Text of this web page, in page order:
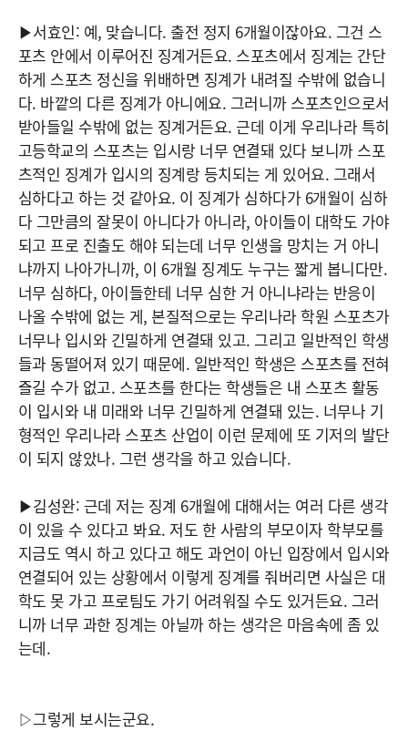
▶서효인: 예, 맞습니다. 출전 정지 6개월이잖아요. 그건 스
포츠 안에서 이루어진 징계거든요. 스포츠에서 징계는 간단
하게 스포츠 정신을 위배하면 징계가 내려질 수밖에 없습니
다. 바깥의 다른 징계가 아니에요. 그러니까 스포츠인으로서
받아들일 수밖에 없는 징계거든요. 근데 이게 우리나라 특히
고등학교의 스포츠는 입시랑 너무 연결돼 있다 보니까 스포
츠적인 징계가 입시의 징계랑 등치되는 게 있어요. 그래서
심하다고 하는 것 같아요. 이 징계가 심하다가 6개월이 심하
다 그만큼의 잘못이 아니다가 아니라, 아이들이 대학도 가야
되고 프로 진출도 해야 되는데 너무 인생을 망치는 거 아니
냐까지 나아가니까, 이 6개월 징계도 누구는 짧게 봅니다만.
너무 심하다, 아이들한테 너무 심한 거 아니냐라는 반응이
나올 수밖에 없는 게, 본질적으로는 우리나라 학원 스포츠가
너무나 입시와 긴밀하게 연결돼 있고. 그리고 일반적인 학생
들과 동떨어져 있기 때문에. 일반적인 학생은 스포츠를 전혀
즐길 수가 없고. 스포츠를 한다는 학생들은 내 스포츠 활동
이 입시와 내 미래와 너무 긴밀하게 연결돼 있는. 너무나 기
형적인 우리나라 스포츠 산업이 이런 문제에 또 기저의 발단
이 되지 않았나. 그런 생각을 하고 있습니다.
▶김성완: 근데 저는 징계 6개월에 대해서는 여러 다른 생각
이 있을 수 있다고 봐요. 저도 한 사람의 부모이자 학부모를
지금도 역시 하고 있다고 해도 과언이 아닌 입장에서 입시와
연결되어 있는 상황에서 이렇게 징계를 줘버리면 사실은 대
학도 못 가고 프로팀도 가기 어려워질 수도 있거든요. 그러
니까 너무 과한 징계는 아닐까 하는 생각은 마음속에 좀 있
는데.
▷그렇게 보시는군요.